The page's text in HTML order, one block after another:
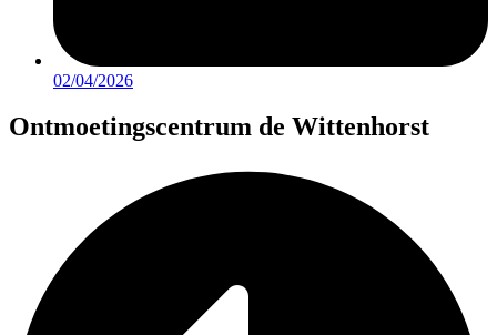
02/04/2026
Ontmoetingscentrum de Wittenhorst